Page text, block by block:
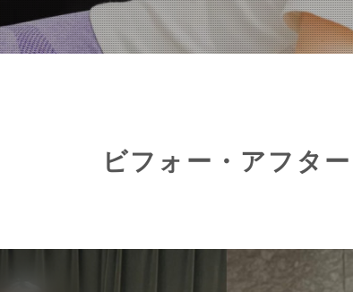
ビフォー・アフター